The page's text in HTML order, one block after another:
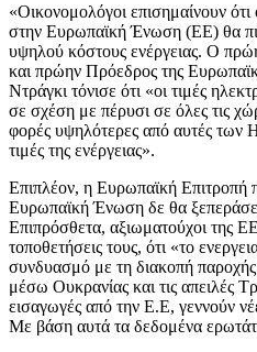
«Οικονομολόγοι επισημαίνουν
στην Ευρωπαϊκή Ένωση (ΕΕ) θα
υψηλού κόστους ενέργειας. Ο
και πρώην Πρόεδρος της
Ντράγκι τόνισε ότι «οι τιμές
σε σχέση με πέρυσι σε όλες τις
φορές υψηλότερες από αυτές
τιμές της ενέργειας».
Επιπλέον, η Ευρωπαϊκή Επιτροπή
Ευρωπαϊκή Ένωση δε θα
Επιπρόσθετα, αξιωματούχοι της
τοποθετήσεις τους, ότι «το
συνδυασμό με τη διακοπή
μέσω Ουκρανίας και τις απειλές
εισαγωγές από την Ε.Ε, γεννούν
Με βάση αυτά τα δεδομένα